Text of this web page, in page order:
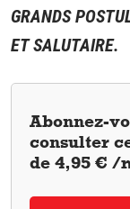
GRANDS
ET SALUTAIRE.
Abonnez-
consulter
de 4,95 € /